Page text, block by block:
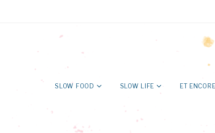
SLOW FOOD SLOW LIFE ET